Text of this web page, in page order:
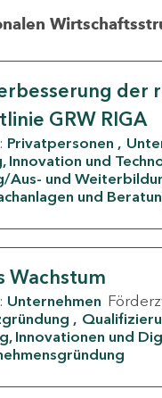
der
GRW RIGA
Privatpersonen
Innovation und
Aus- und
und
Wachstum
Unternehmen
Innovationen und